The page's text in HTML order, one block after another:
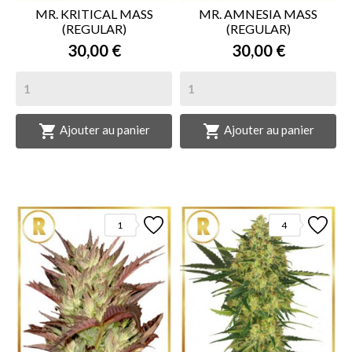
MR. KRITICAL MASS
(REGULAR)
30,00 €
 Ajouter au panier
MR. AMNESIA MASS
(REGULAR)
30,00 €
 Ajouter au panier
1 4